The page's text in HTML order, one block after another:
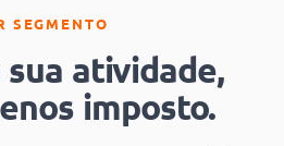
SEGMENTO
sua atividade,
imposto.